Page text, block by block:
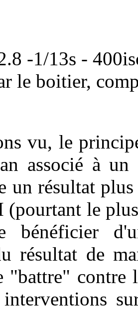
-1/13s -
le boitier,
vu, le
associé à
un résultat
(pourtant le
bénéficier
résultat de
"battre" contre